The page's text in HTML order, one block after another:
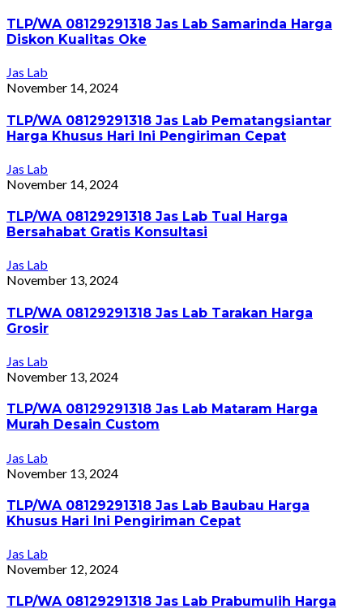
TLP/WA 08129291318 Jas Lab Samarinda Harga
Diskon Kualitas Oke
Jas Lab
November 14, 2024
TLP/WA 08129291318 Jas Lab Pematangsiantar
Harga Khusus Hari Ini Pengiriman Cepat
Jas Lab
November 14, 2024
TLP/WA 08129291318 Jas Lab Tual Harga
Bersahabat Gratis Konsultasi
Jas Lab
November 13, 2024
TLP/WA 08129291318 Jas Lab Tarakan Harga
Grosir
Jas Lab
November 13, 2024
TLP/WA 08129291318 Jas Lab Mataram Harga
Murah Desain Custom
Jas Lab
November 13, 2024
TLP/WA 08129291318 Jas Lab Baubau Harga
Khusus Hari Ini Pengiriman Cepat
Jas Lab
November 12, 2024
TLP/WA 08129291318 Jas Lab Prabumulih Harga